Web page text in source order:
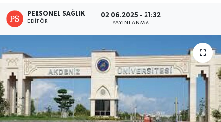
PERSONEL SAĞLIK
EDITÖR
02.06.2025 - 21:32
YAYINLANMA
Kpss - Sınav